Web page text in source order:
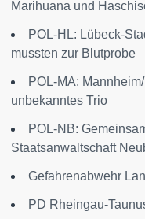
Marihuana und
POL-HL: Lübeck-
mussten zur Blutprobe
POL-MA:
unbekanntes Trio
POL-NB:
Staatsanwaltschaft
Gefahrenabwehr
PD Rheingau-